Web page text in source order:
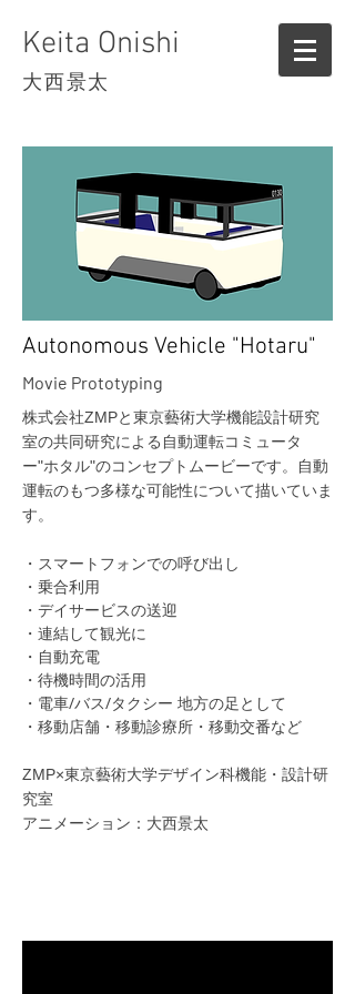
Keita Onishi
大西景太
Autonomous Vehicle "Hotaru"
Movie Prototyping
株式会社ZMPと東京藝術大学機能設計研究
室の共同研究による自動運転コミュータ
ー"ホタル"のコンセプトムービーです。自動
運転のもつ多様な可能性について描いていま
す。
・スマートフォンでの呼び出し
・乗合利用
・デイサービスの送迎
・連結して観光に
・自動充電
・待機時間の活用
​・電車/バス/タクシー 地方の足として
・移動店舗・移動診療所・移動交番など
ZMP×東京藝術大学デザイン科機能・設計研
究室
アニメーション：大西景太